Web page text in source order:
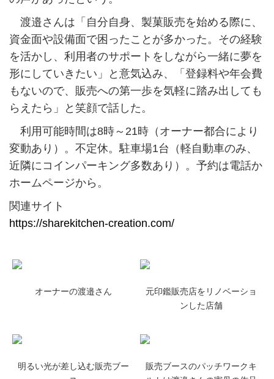
渡邉さんは「自分自身、製菓販売を始める際に、
資金面や設備面で困ったことが多かった。その経験
を活かし、利用者のサポートをしながら一緒に夢を
形にしていきたい」と意気込み、「登録料や年会費
もないので、販売への第一歩を気軽に踏み出しても
らえたら」と笑顔で話した。
利用可能時間は8時～21時（オーナー都合により
変動あり）。不定休。駐車場1台（軽自動車のみ、
近隣にコインパーキング多数あり）。予約は電話か
ホームページから。
関連サイト
https://sharekitchen-creation.com/
オーナーの渡邉さん
元印鑑販売店をリノベーショ
ンした店舗
明るい光が差し込む販売ブー
販売ブースのパッチワークキ